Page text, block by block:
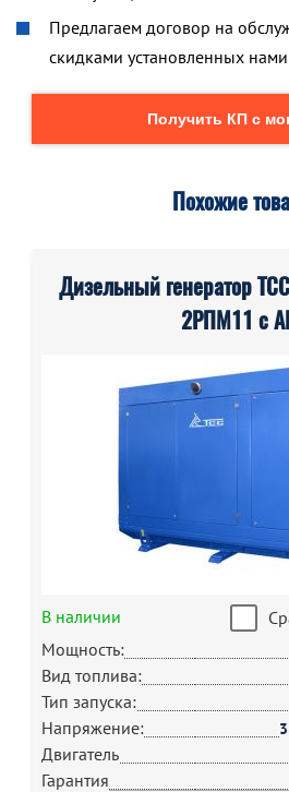
Предлагаем договор на
скидками установленных
Получить КП с
Похожие
Дизельный генератор
2РПМ11 с
В наличии
Мощность:
Вид топлива:
Тип запуска:
Напряжение:
Двигатель
Гарантия